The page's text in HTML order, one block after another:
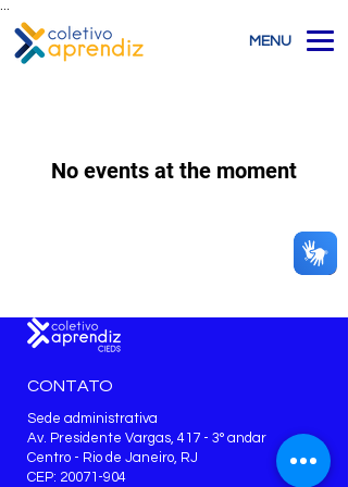
MENU
No events at the moment
CONTATO
Sede administrativa
Av. Presidente Vargas, 417 - 3° andar
Centro - Rio de Janeiro, RJ
CEP: 20071-904